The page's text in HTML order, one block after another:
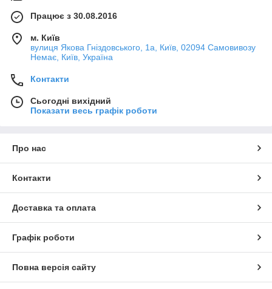
Працює з 30.08.2016
м. Київ
вулиця Якова Гніздовського, 1а, Київ, 02094 Самовивозу
Немає, Київ, Україна
Контакти
Сьогодні вихідний
Показати весь графік роботи
Про нас
Контакти
Доставка та оплата
Графік роботи
Повна версія сайту